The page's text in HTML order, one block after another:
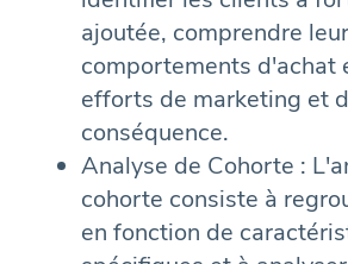
ajoutée, comprendre
comportements d'achat
efforts de marketing et
conséquence.
Analyse de Cohorte :
cohorte consiste à
en fonction de